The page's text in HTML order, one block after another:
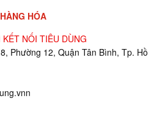
HÓA
NỐI TIÊU DÙNG
Phường 12, Quận Tân Bình, Tp. Hồ
n